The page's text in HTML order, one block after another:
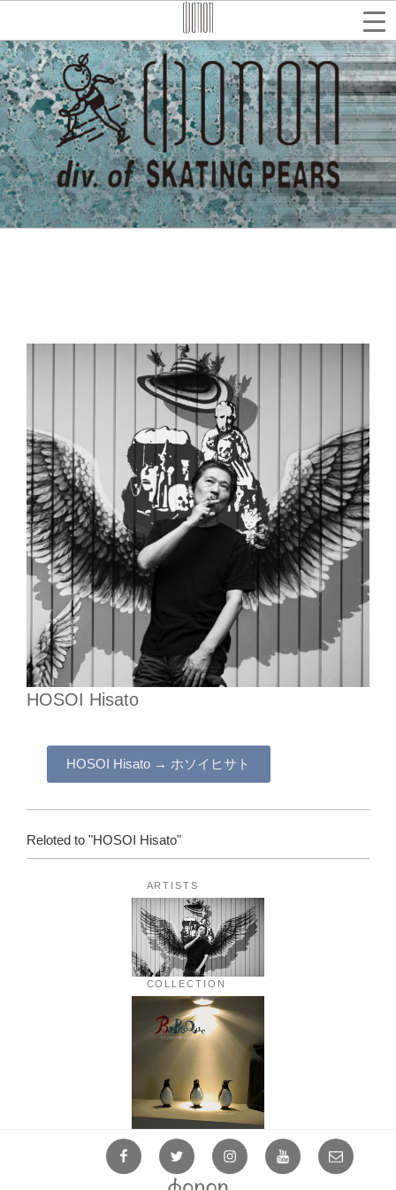
テ
ン
ツ
へ
ス
キ
ッ
プ
検
索
HOSOI Hisato
HOSOI Hisato → ホソイヒサト
Reloted to "HOSOI Hisato"
ARTISTS
COLLECTION
FacebookTwitter InstagramYouTubeMail